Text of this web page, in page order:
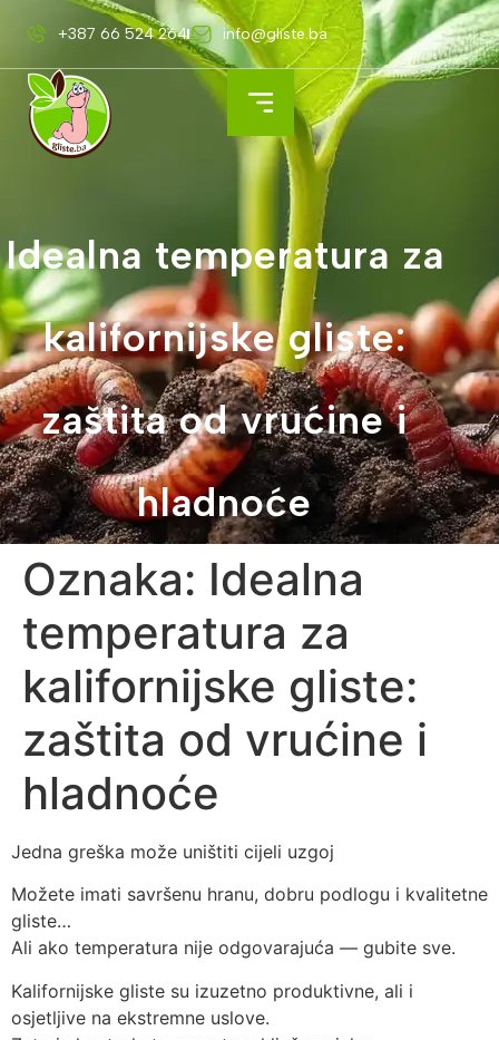
+387 66 524 264 info@gliste.ba
Idealna temperatura za
kalifornijske gliste:
zaštita od vrućine i
hladnoće
Oznaka: Idealna
temperatura za
kalifornijske gliste:
zaštita od vrućine i
hladnoće
Jedna greška može uništiti cijeli uzgoj
Možete imati savršenu hranu, dobru podlogu i kvalitetne
gliste…
Ali ako temperatura nije odgovarajuća — gubite sve.
Kalifornijske gliste su izuzetno produktivne, ali i
osjetljive na ekstremne uslove.